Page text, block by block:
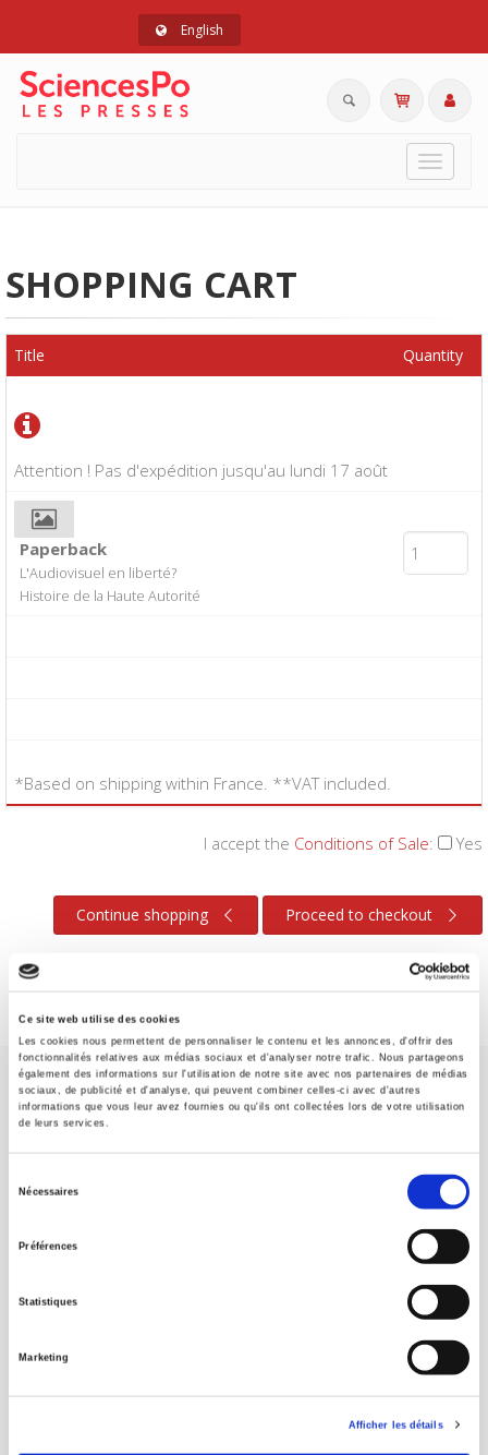
Ce site web utilise des cookies
Les cookies nous permettent de personnaliser le contenu et les annonces, d'offrir des
fonctionnalités relatives aux médias sociaux et d'analyser notre trafic. Nous partageons
également des informations sur l'utilisation de notre site avec nos partenaires de médias
sociaux, de publicité et d'analyse, qui peuvent combiner celles-ci avec d'autres
informations que vous leur avez fournies ou qu'ils ont collectées lors de votre utilisation
de leurs services.
Nécessaires
Préférences
Statistiques
Marketing
Afficher les détails
English
Toggle
SHOPPING CART
Attention ! Pas d'expédition jusqu'au lundi 17 août
Title Quantity
Paperback
L'Audiovisuel en liberté?
Histoire de la Haute Autorité
*Based on shipping within France. **VAT included.
I accept the Conditions of Sale: Yes
Continue shopping Proceed to checkout
SCIENCES PO UNIVERSITY PRESS has a threefold role: to publish
original research, to edit reference works for student use, and to
CONTACTS
FOR BOOKSHOPS
CONDITIONS OF SALE